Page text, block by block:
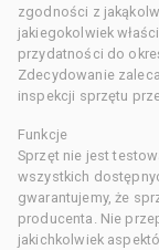
zgodności z
jakiegokolwiek
przydatności do
Zdecydowanie
inspekcji sprzętu
Funkcje
Sprzęt nie jest
wszystkich
gwarantujemy, że
producenta. Nie
jakichkolwiek